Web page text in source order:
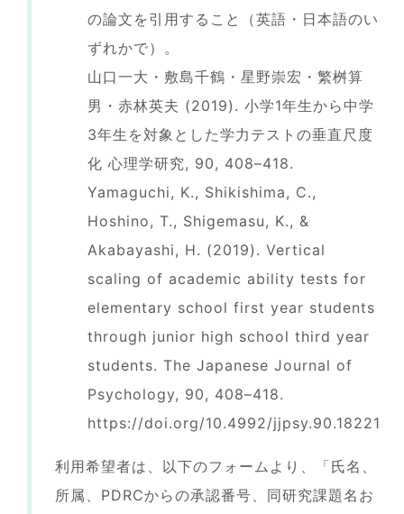
の論文を引用すること（英語・日本語のい
ずれかで）。
山口一大・敷島千鶴・星野崇宏・繁桝算
男・赤林英夫 (2019). 小学1年生から中学
3年生を対象とした学力テストの垂直尺度
化 心理学研究, 90, 408–418.
Yamaguchi, K., Shikishima, C.,
Hoshino, T., Shigemasu, K., &
Akabayashi, H. (2019). Vertical
scaling of academic ability tests for
elementary school first year students
through junior high school third year
students. The Japanese Journal of
Psychology, 90, 408–418.
https://doi.org/10.4992/jjpsy.90.18221
利用希望者は、以下のフォームより、「氏名、
所属、PDRCからの承認番号、同研究課題名お